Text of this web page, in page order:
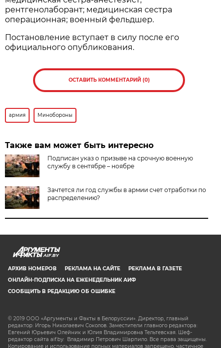
рентгенолаборант; медицинская сестра
операционная; военный фельдшер.
Постановление вступает в силу после его
официального опубликования.
ОСТАВИТЬ КОММЕНТАРИЙ (0)
армия Минобороны
Также вам может быть интересно
Подписан указ о призыве на срочную военную
службу в сентябре – ноябре
Зачтется ли год службы в армии счет отработки по
распределению?
AIF.BY
АРХИВ НОМЕРОВ РЕКЛАМА НА САЙТЕ
РЕКЛАМА В ГАЗЕТЕ
ОНЛАЙН-ПОДПИСКА НА ЕЖЕНЕДЕЛЬНИК АИФ
СООБЩИТЬ В РЕДАКЦИЮ ОБ ОШИБКЕ
© 2019 ООО «Аргументы и Факты в Белоруссии». Директор, главный
редактор: Игорь Николаевич Соколов. Заместители главного редактора:
Евгений Юрьевич Олейник и Юлия Владимировна Тельтевская. Шеф-
редактор сайта aif.by: Владимир Петрович Шарпило. Все права защищены.
Копирование и использование полных материалов запрещено, частичное